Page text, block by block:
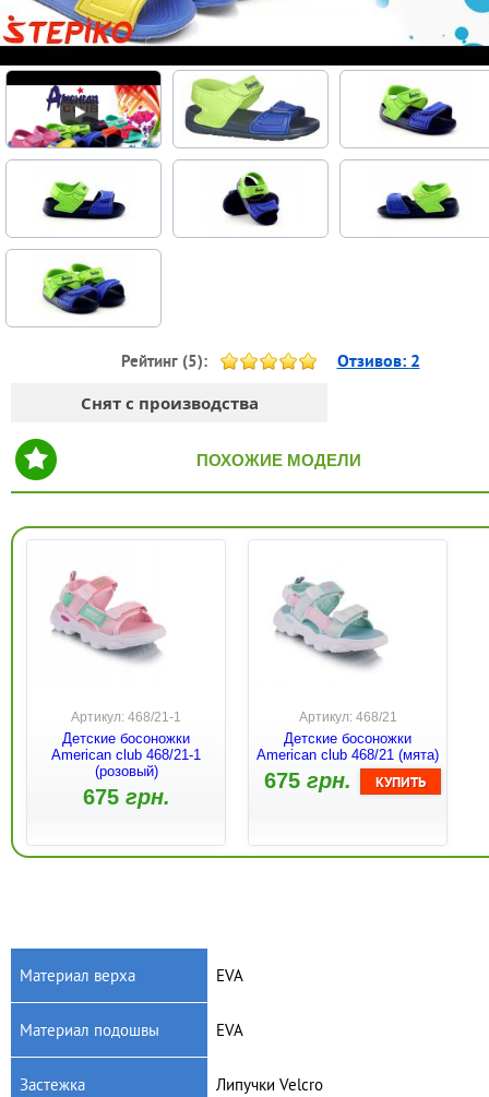
Рейтинг (5): Отзивов: 2
Снят с производства
ПОХОЖИЕ МОДЕЛИ
Артикул: 468/21-1
Детские босоножки
American club 468/21-1
(розовый)
675грн.
Артикул: 468/21
Детские босоножки
American club 468/21 (мята)
675грн.
American club 448/21-1
American club 448/21
Материал верха EVA
Материал подошвы EVA
Застежка Липучки Velcro